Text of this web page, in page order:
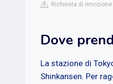
Richiesta di
Dove
La stazione di
Shinkansen. Per